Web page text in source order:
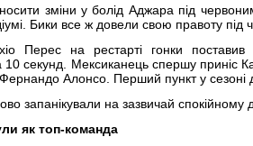
зміни у болід Аджара під
Бики все ж довели свою правоту під
Перес на рестарті гонки
секунд. Мексиканець спершу приніс
Фернандо Алонсо. Перший пункт у сезоні
запанікували на зазвичай спокійному
як топ-команда